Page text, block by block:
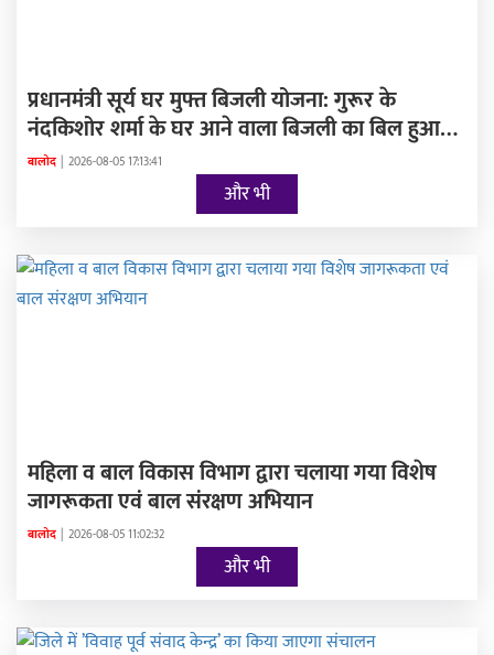
प्रधानमंत्री सूर्य घर मुफ्त बिजली योजना: गुरूर के
नंदकिशोर शर्मा के घर आने वाला बिजली का बिल हुआ
शुन्य
बालोद | 2026-08-05 17:13:41
और भी
महिला व बाल विकास विभाग द्वारा चलाया गया विशेष
जागरूकता एवं बाल संरक्षण अभियान
बालोद | 2026-08-05 11:02:32
और भी